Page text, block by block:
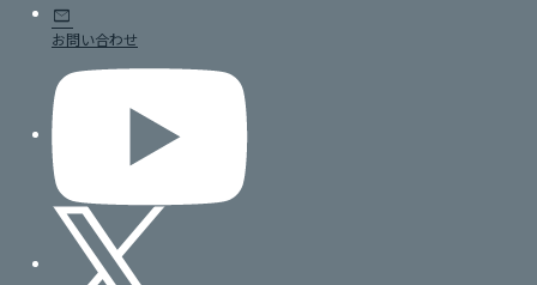
mail
お問い合わせ